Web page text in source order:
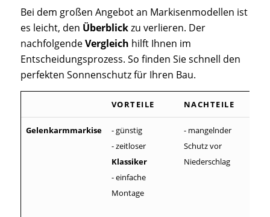
Bei dem großen Angebot an Markisenmodellen ist
es leicht, den Überblickzu verlieren. Der
nachfolgendeVergleich hilft Ihnen im
Entscheidungsprozess. So finden Sie schnell den
perfekten Sonnenschutz für Ihren Bau.
VORTEILE NACHTEILE
Gelenkarmmarkise
- günstig
- zeitloser
Klassiker
- einfache
Montage
- mangelnder
Schutz vor
Niederschlag